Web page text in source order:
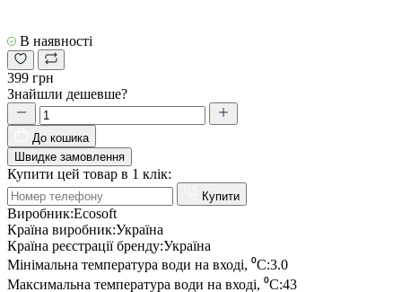
В наявності
399 грн
Знайшли дешевше?
До кошика
Швидке замовлення
Купити цей товар в 1 клік:
Купити
Виробник:Ecosoft
Країна виробник:Україна
Країна реєстрації бренду:Україна
Мінімальна температура води на вході, ⁰С:3.0
Максимальна температура води на вході, ⁰С:43